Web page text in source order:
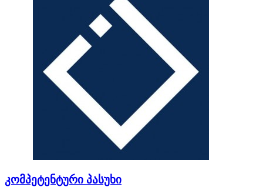
კომპეტენტური პასუხი